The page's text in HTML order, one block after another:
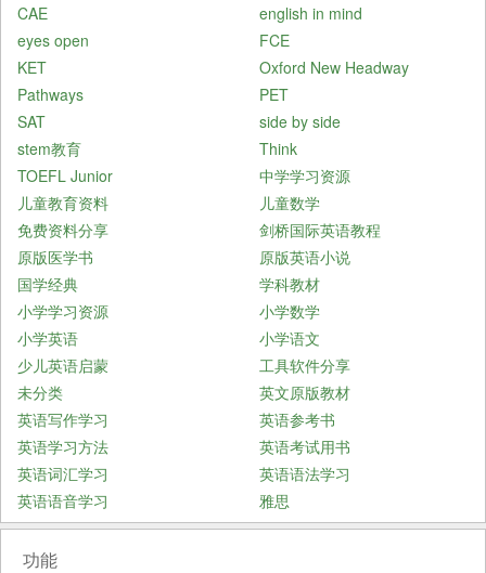
CAE
english in mind
eyes open
FCE
KET
Oxford New Headway
Pathways
PET
SAT
side by side
stem教育
Think
TOEFL Junior
中学学习资源
儿童教育资料
儿童数学
免费资料分享
剑桥国际英语教程
原版医学书
原版英语小说
国学经典
学科教材
小学学习资源
小学数学
小学英语
小学语文
少儿英语启蒙
工具软件分享
未分类
英文原版教材
英语写作学习
英语参考书
英语学习方法
英语考试用书
英语词汇学习
英语语法学习
英语语音学习
雅思
功能